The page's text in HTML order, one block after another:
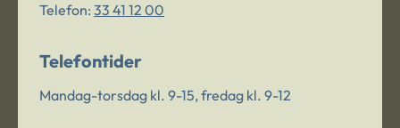
Telefon: 33 41 12 00
Telefontider
Mandag-torsdag kl. 9-15, fredag kl. 9-12